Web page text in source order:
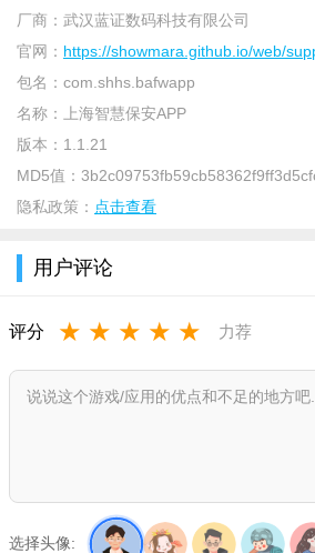
保安从业者带来便捷的保安服务，支持活
览、线索核查、任务分配、即时通讯等功
量。
特色
【指挥调度系统】
基于全球北斗、GPS及全球可视化的
平台。内容包括：指挥调度中心系统、保
块。
基于大数据及区块链的信用履职管理
厂商： 武汉蓝证数码科技有限公司
官网： https://showmara.github.io/web/
包名： com.shhs.bafwapp
名称：
上海智慧保安APP
版本： 1.1.21
MD5值：
隐私政策： 点击查看
用户评论
评分 ★ ★ ★ ★ ★ 力荐
选择头像: